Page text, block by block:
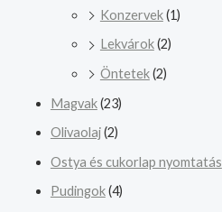
Konzervek(1)
Lekvárok(2)
Öntetek(2)
Magvak(23)
Olivaolaj(2)
Ostya és cukorlap nyomtatás
Pudingok(4)